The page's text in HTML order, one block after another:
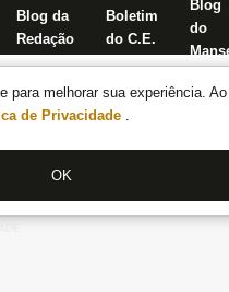
para melhorar sua experiência.
de Privacidade .
OK
Blog da
Redação
Boletim
do C.E.
Blog
do